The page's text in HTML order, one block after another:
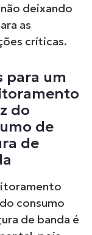
deixando
as
críticas.
para um
do
de
de
consumo
de banda é